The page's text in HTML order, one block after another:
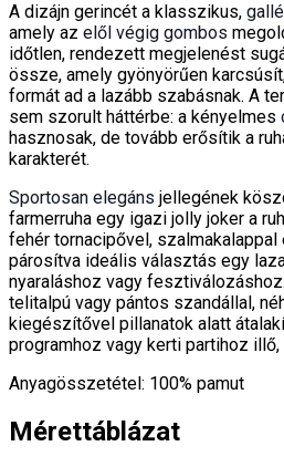
A dizájn gerincét a klasszikus,
amely az elől végig gombos
időtlen, rendezett megjelenést
össze, amely gyönyörűen
formát ad a lazább szabásnak. A
sem szorult háttérbe: a kényelmes
hasznosak, de tovább erősítik a
karakterét.
Sportosan elegáns jellegének
farmerruha egy igazi jolly joker a
fehér tornacipővel, szalmakalappal
párosítva ideális választás egy
nyaraláshoz vagy
telitalpú vagy pántos szandállal,
kiegészítővel pillanatok alatt
programhoz vagy kerti partihoz
Anyagösszetétel: 100% pamut
Mérettáblázat